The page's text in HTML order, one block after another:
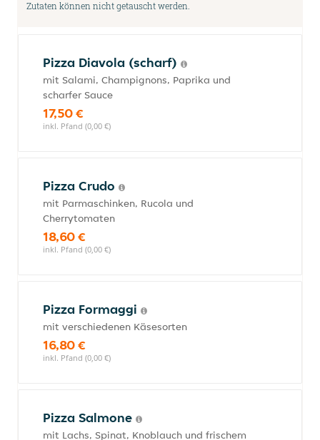
Zutaten können nicht getauscht werden.
Pizza Diavola (scharf)
mit Salami, Champignons, Paprika und
scharfer Sauce
17,50 €
inkl. Pfand (0,00 €)
Pizza Crudo
mit Parmaschinken, Rucola und
Cherrytomaten
18,60 €
inkl. Pfand (0,00 €)
Pizza Formaggi
mit verschiedenen Käsesorten
16,80 €
inkl. Pfand (0,00 €)
Pizza Salmone
mit Lachs, Spinat, Knoblauch und frischem